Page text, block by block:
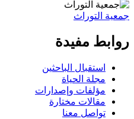
جمعية التوراث
روابط مفيدة
استقبال الباحثين
مجلة الحياة
مؤلفات وإصدارات
مقالات مختارة
تواصل معنا